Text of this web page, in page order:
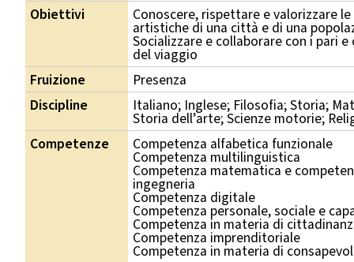
Obiettivi
Conoscere, rispettare e valorizzare
artistiche di una città e di una
Socializzare e collaborare con i pari
del viaggio
Fruizione
Presenza
Discipline
Italiano; Inglese; Filosofia; Storia;
Storia dell’arte; Scienze motorie;
Competenze
Competenza alfabetica funzionale
Competenza multilinguistica
Competenza matematica e
ingegneria
Competenza digitale
Competenza personale, sociale e
Competenza in materia di
Competenza imprenditoriale
Competenza in materia di